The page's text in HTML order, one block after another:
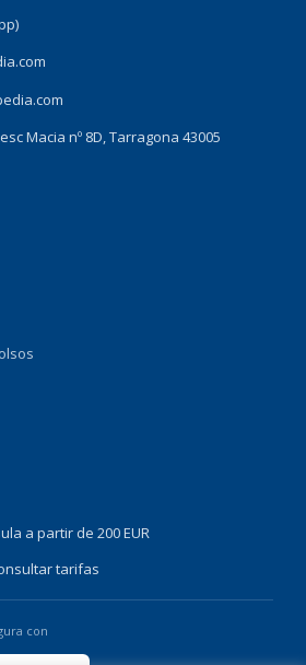
Macia nº 8D, Tarragona 43005
a partir de 200 EUR
tarifas
con